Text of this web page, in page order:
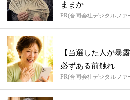
ままか
PR(合同会社デジタルファ
【当選した人が暴
必ずある前触れ
PR(合同会社デジタルファ